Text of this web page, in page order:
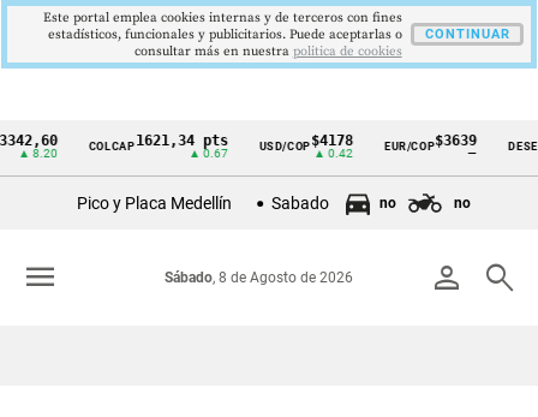
Cintillo
Colombia
COLCAP1621,34 pts USD/COP$4178
▲ 0.42
EUR/COP$3639
—
DESEMPLEO
Pico y Placa Medellín Sabado no no
person search
Sábado, 8 de Agosto de 2026
menu
Este portal emplea cookies internas y de terceros con fines
estadísticos, funcionales y publicitarios. Puede aceptarlas o
consultar más en nuestra politica de cookies
CONTINUAR